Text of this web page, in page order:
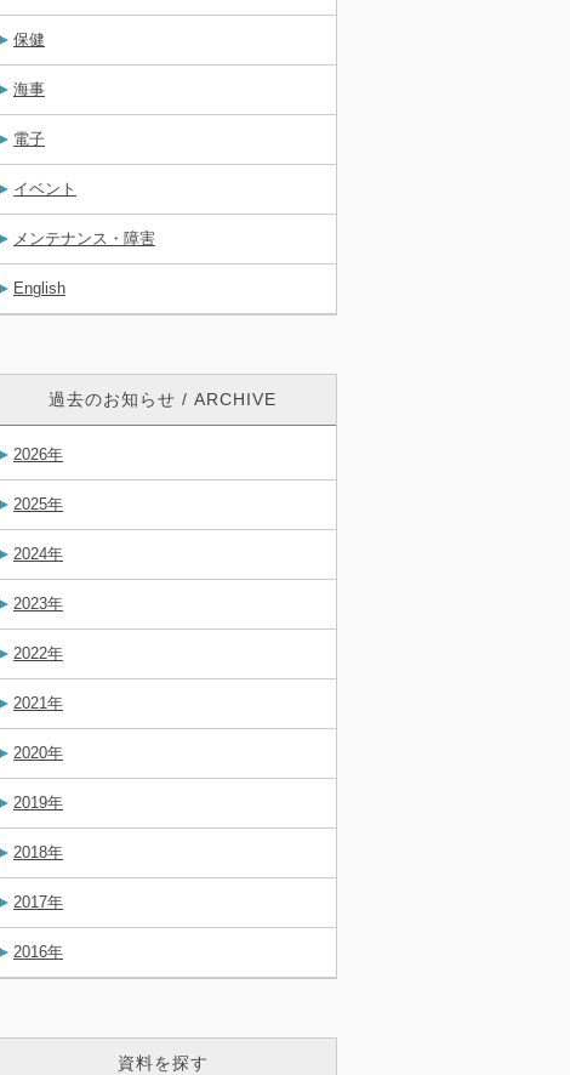
保健
海事
電子
イベント
メンテナンス・障害
English
過去のお知らせ / ARCHIVE
2026年
2025年
2024年
2023年
2022年
2021年
2020年
2019年
2018年
2017年
2016年
資料を探す